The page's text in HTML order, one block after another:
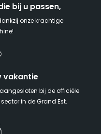
bij u passen,
onze krachtige
vakantie
bij de officiële
in de Grand Est.